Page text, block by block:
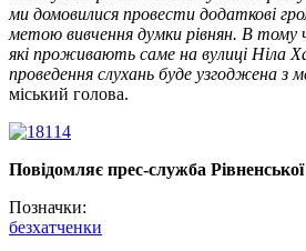
ми домовилися провести додаткові
метою вивчення думки рівнян. В тому
які проживають саме на вулиці Ніла
проведення слухань буде узгоджена з
міський голова.
Повідомляє прес-служба Рівненської
Позначки:
безхатченки